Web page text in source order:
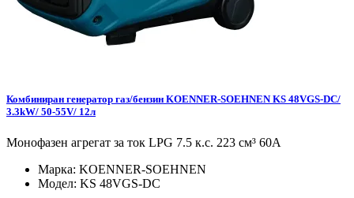
Комбиниран генератор газ/бензин KOENNER-SOEHNEN KS 48VGS-DC/
3.3kW/ 50-55V/ 12л
Монофазен агрегат за ток LPG 7.5 к.с. 223 см³ 60А
Марка: KOENNER-SOEHNEN
Модел: KS 48VGS-DC